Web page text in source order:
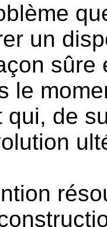
un
sûre
le
qui, de